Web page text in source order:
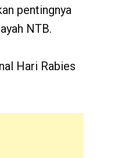
pentingnya
NTB.
Hari Rabies